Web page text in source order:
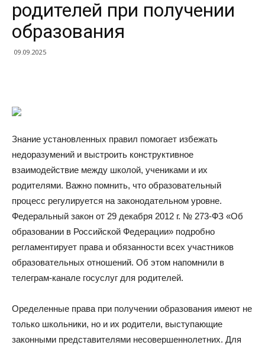
родителей при получении
образования
09.09.2025
Знание установленных правил помогает избежать
недоразумений и выстроить конструктивное
взаимодействие между школой, учениками и их
родителями. Важно помнить, что образовательный
процесс регулируется на законодательном уровне.
Федеральный закон от 29 декабря 2012 г. № 273-ФЗ «Об
образовании в Российской Федерации» подробно
регламентирует права и обязанности всех участников
образовательных отношений. Об этом напомнили в
телеграм-канале госуслуг для родителей.
Оределенные права при получении образования имеют не
только школьники, но и их родители, выступающие
законными представителями несовершеннолетних. Для